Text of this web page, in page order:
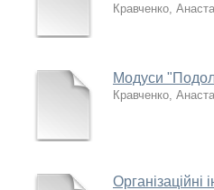
Кравченко,
Модуси
Кравченко,